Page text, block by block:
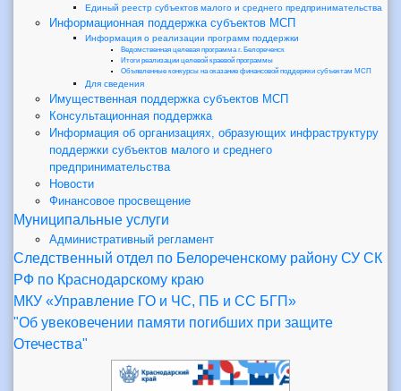
Единый реестр субъектов малого и среднего предпринимательства
Информационная поддержка субъектов МСП
Информация о реализации программ поддержки
Ведомственная целевая программа г. Белореченск
Итоги реализации целевой краевой программы
Объявленные конкурсы на оказание финансовой поддержки субъектам МСП
Для сведения
Имущественная поддержка субъектов МСП
Консультационная поддержка
Информация об организациях, образующих инфраструктуру
поддержки субъектов малого и среднего
предпринимательства
Новости
Финансовое просвещение
Муниципальные услуги
Административный регламент
Следственный отдел по Белореченскому району СУ СК
РФ по Краснодарскому краю
МКУ «Управление ГО и ЧС, ПБ и СС БГП»
"Об увековечении памяти погибших при защите
Отечества"